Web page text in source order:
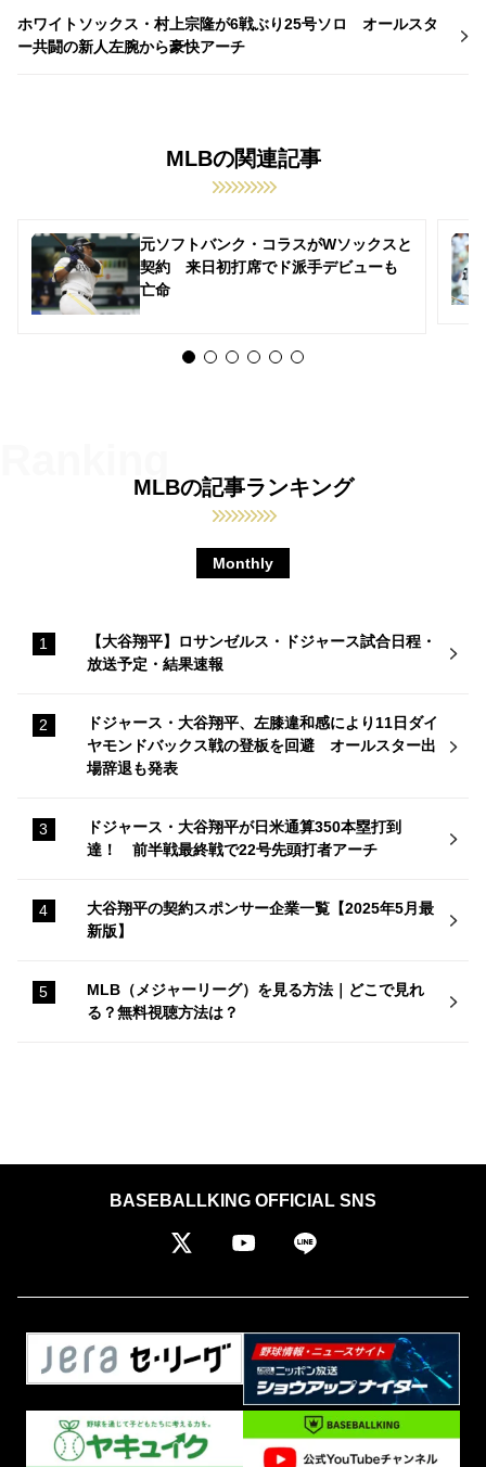
ホワイトソックス・村上宗隆が6戦ぶり25号ソロ オールスタ
ー共闘の新人左腕から豪快アーチ
MLBの関連記事
元ソフトバンク・コラスがWソックスと
契約 来日初打席でド派手デビューも
亡命
MLBの記事ランキング
Monthly
【大谷翔平】ロサンゼルス・ドジャース試合日程・
放送予定・結果速報
ドジャース・大谷翔平、左膝違和感により11日ダイ
ヤモンドバックス戦の登板を回避 オールスター出
場辞退も発表
ドジャース・大谷翔平が日米通算350本塁打到
達！ 前半戦最終戦で22号先頭打者アーチ
大谷翔平の契約スポンサー企業一覧【2025年5月最
新版】
MLB（メジャーリーグ）を見る方法｜どこで見れ
る？無料視聴方法は？
BASEBALLKING OFFICIAL SNS